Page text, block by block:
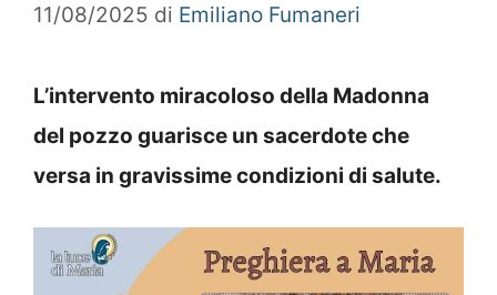
11/08/2025 di Emiliano Fumaneri
L’intervento miracoloso della Madonna
del pozzo guarisce un sacerdote che
versa in gravissime condizioni di salute.